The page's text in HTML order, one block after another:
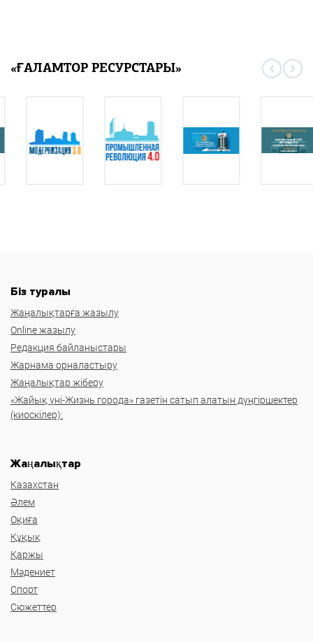
«ҒАЛАМТОР РЕСУРСТАРЫ»
Біз туралы
Жаңалықтарға жазылу
Online жазылу
Редакция байланыстары
Жарнама орналастыру
Жаңалықтар жіберу
«Жайық үні-Жизнь города» газетін сатып алатын дүңгіршектер
(киоскілер):
Жаңалықтар
Казахстан
Әлем
Оқиға
Құқық
Қаржы
Мәдениет
Спорт
Сюжеттер